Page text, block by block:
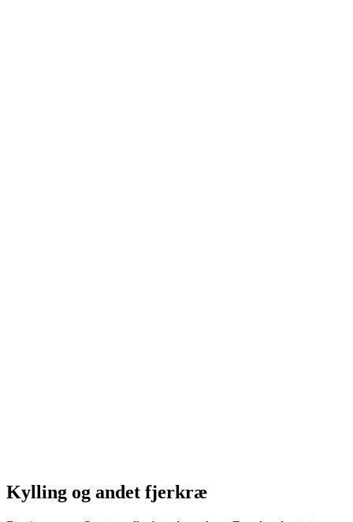
Kylling og andet fjerkræ